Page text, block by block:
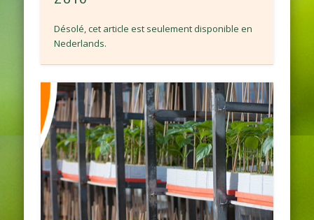
Désolé, cet article est seulement disponible en
Nederlands.